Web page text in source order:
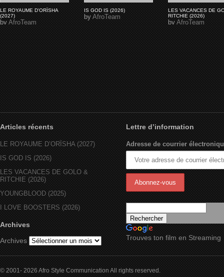
LE ROYAUME D'ORÏSHA
(2027)
byAfroTeam
IS GOD IS (2026)
byAfroTeam
LES VACANCES DE
RITCHIE (2026)
byAfroTeam
Articles récents
LE ROYAUME D’ORÏSHA (2027)
IS GOD IS (2026)
LES VACANCES DE GOLO &
RITCHIE (2026)
YOUNGBLOOD (2025)
I LOVE BOOSTERS (2026)
Archives
Archives
Lettre d’information
Adresse de courrier
Trouves ton film en Streaming
© 2001- 2026 Afro Style Communication All rights reserved.